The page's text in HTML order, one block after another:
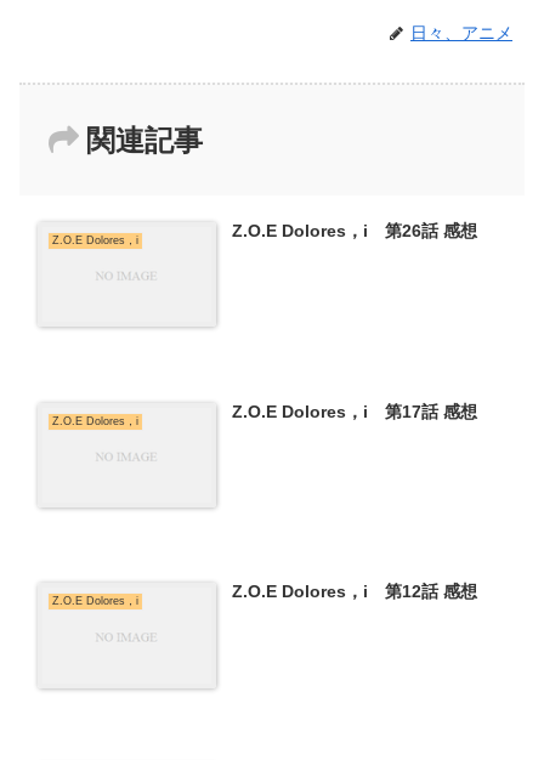
日々、アニメ
関連記事
Z.O.E Dolores，i Z.O.E Dolores，i 第26話 感想
Z.O.E Dolores，i Z.O.E Dolores，i 第17話 感想
Z.O.E Dolores，i Z.O.E Dolores，i 第12話 感想